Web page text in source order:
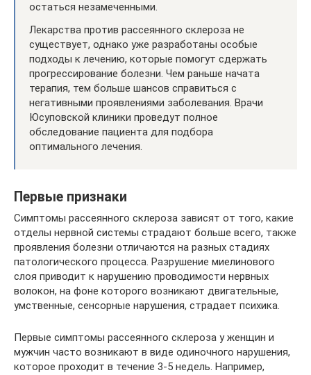
остаться незамеченными.
Лекарства против рассеянного склероза не
существует, однако уже разработаны особые
подходы к лечению, которые помогут сдержать
прогрессирование болезни. Чем раньше начата
терапия, тем больше шансов справиться с
негативными проявлениями заболевания. Врачи
Юсуповской клиники проведут полное
обследование пациента для подбора
оптимального лечения.
Первые признаки
Симптомы рассеянного склероза зависят от того, какие
отделы нервной системы страдают больше всего, также
проявления болезни отличаются на разных стадиях
патологического процесса. Разрушение миелинового
слоя приводит к нарушению проводимости нервных
волокон, на фоне которого возникают двигательные,
умственные, сенсорные нарушения, страдает психика.
Первые симптомы рассеянного склероза у женщин и
мужчин часто возникают в виде одиночного нарушения,
которое проходит в течение 3-5 недель. Например,